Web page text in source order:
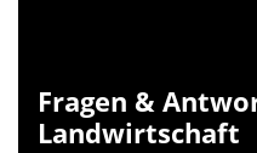
Fragen &
Landwirtschaft